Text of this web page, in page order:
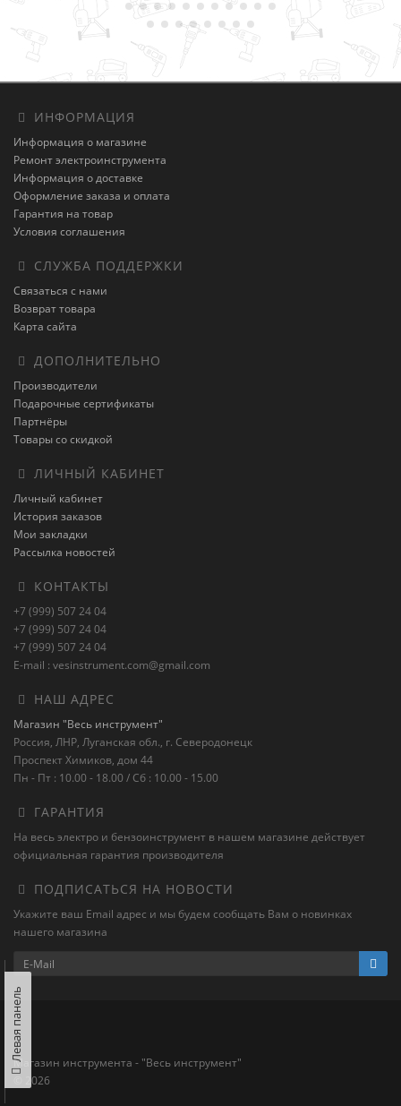
ИНФОРМАЦИЯ
Информация о магазине
Ремонт электроинструмента
Информация о доставке
Оформление заказа и оплата
Гарантия на товар
Условия соглашения
СЛУЖБА ПОДДЕРЖКИ
Связаться с нами
Возврат товара
Карта сайта
ДОПОЛНИТЕЛЬНО
Производители
Подарочные сертификаты
Партнёры
Товары со скидкой
ЛИЧНЫЙ КАБИНЕТ
Личный кабинет
История заказов
Мои закладки
Рассылка новостей
КОНТАКТЫ
+7 (999) 507 24 04
+7 (999) 507 24 04
+7 (999) 507 24 04
E-mail : vesinstrument.com@gmail.com
НАШ АДРЕС
Магазин "Весь инструмент"
Россия, ЛНР, Луганская обл., г. Северодонецк
Проспект Химиков, дом 44
Пн - Пт : 10.00 - 18.00 / Сб : 10.00 - 15.00
ГАРАНТИЯ
На весь электро и бензоинструмент в нашем магазине действует
официальная гарантия производителя
ПОДПИСАТЬСЯ НА НОВОСТИ
Укажите ваш Email адрес и мы будем сообщать Вам о новинках
нашего магазина
Магазин инструмента - "Весь инструмент"
© 2026
Левая панель